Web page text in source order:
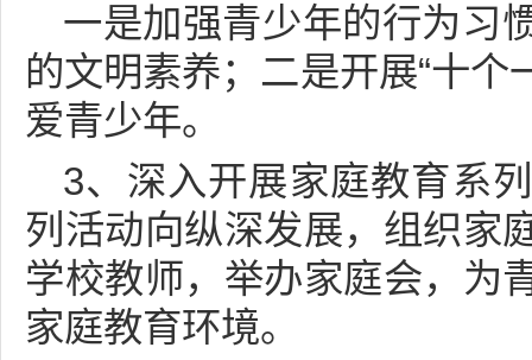
一是加强青少年的行为习
的文明素养；二是开展“十个
爱青少年。
3、深入开展家庭教育系
列活动向纵深发展，组织家
学校教师，举办家庭会，为
家庭教育环境。